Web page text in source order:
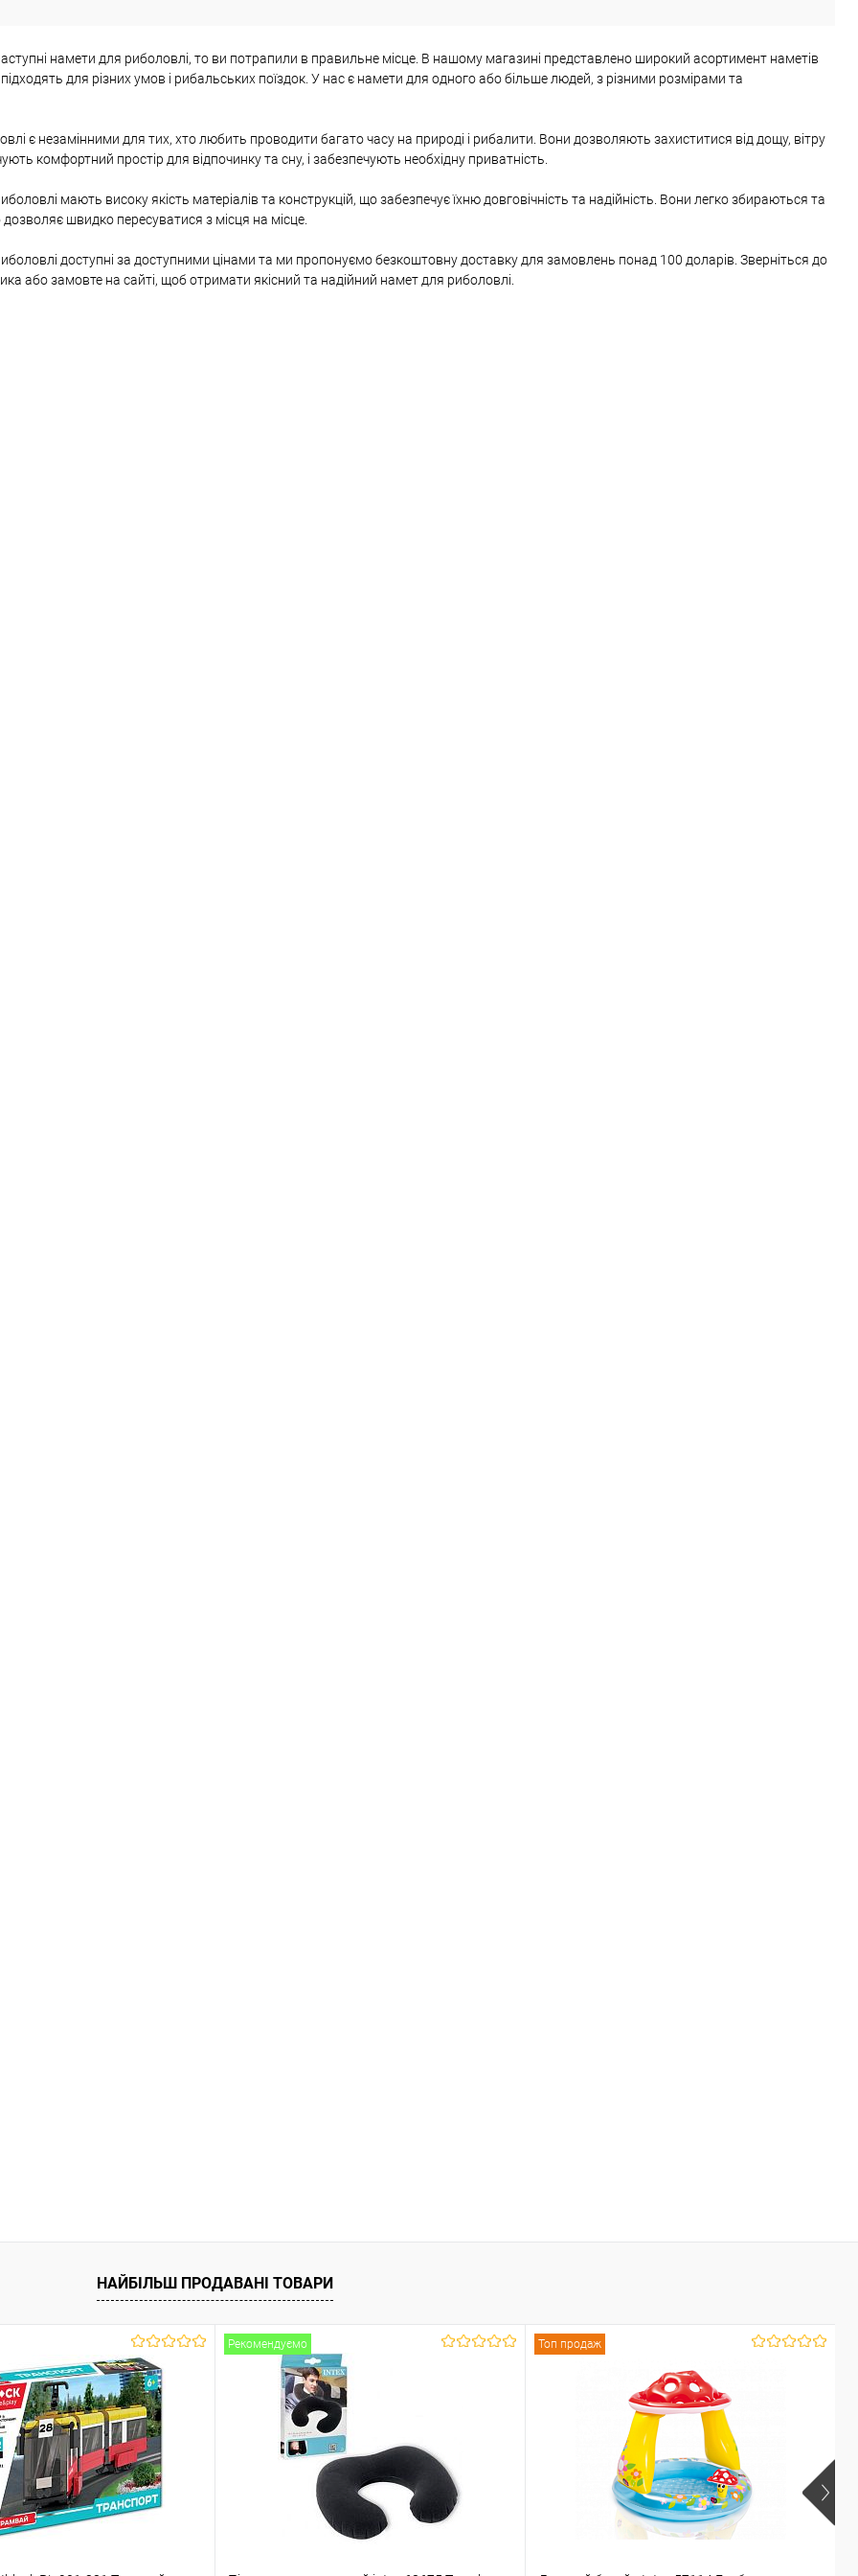
намети для риболовлі, то ви потрапили в правильне місце. В нашому магазині представлено широкий асортимент наметів
для різних умов і рибальських поїздок. У нас є намети для одного або більше людей, з різними розмірами та
є незамінними для тих, хто любить проводити багато часу на природі і рибалити. Вони дозволяють захиститися від дощу, вітру
комфортний простір для відпочинку та сну, і забезпечують необхідну приватність.
мають високу якість матеріалів та конструкцій, що забезпечує їхню довговічність та надійність. Вони легко збираються та
швидко пересуватися з місця на місце.
доступні за доступними цінами та ми пропонуємо безкоштовну доставку для замовлень понад 100 доларів. Зверніться до
або замовте на сайті, щоб отримати якісний та надійний намет для риболовлі.
НАЙБІЛЬШ ПРОДАВАНІ ТОВАРИ
Рекомендуємо Топ продаж